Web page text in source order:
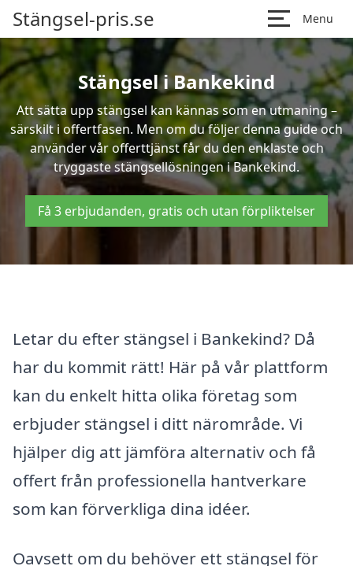
Stängsel-pris.se Menu
Stängsel i Bankekind
Att sätta upp stängsel kan kännas som en utmaning –
särskilt i offertfasen. Men om du följer denna guide och
använder vår offerttjänst får du den enklaste och
tryggaste stängsellösningen i Bankekind.
Få 3 erbjudanden, gratis och utan förpliktelser
Letar du efter stängsel i Bankekind? Då
har du kommit rätt! Här på vår plattform
kan du enkelt hitta olika företag som
erbjuder stängsel i ditt närområde. Vi
hjälper dig att jämföra alternativ och få
offert från professionella hantverkare
som kan förverkliga dina idéer.
Oavsett om du behöver ett stängsel för